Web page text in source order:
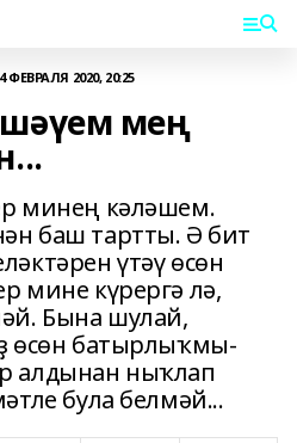
ФЕВРАЛЯ 2020, 20:25
мең
минең кәләшем.
баш тартты. Ә бит
үтәү өсөн
мине күрергә лә,
Бына шулай,
өсөн батырлыҡмы-
алдынан ныҡлап
була белмәй...